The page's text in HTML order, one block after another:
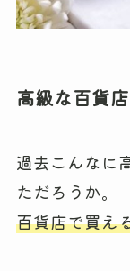
高級な百貨
過去こんなに
ただろうか。
百貨店で買え